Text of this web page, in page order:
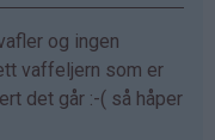
og ingen
vaffeljern som er
det går :-( så håper